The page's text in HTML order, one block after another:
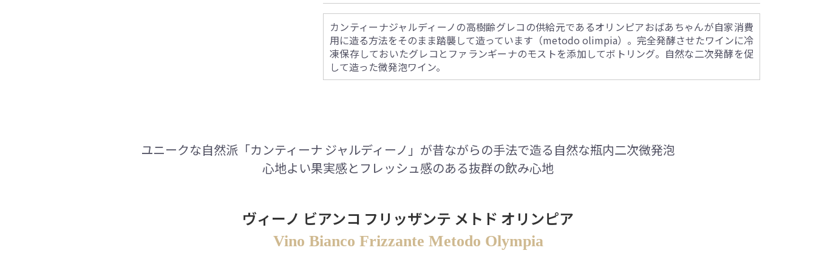
カンティーナジャルディーノの高樹齢グレコの供給元であるオリンピアおばあちゃんが自家消費
用に造る方法をそのまま踏襲して造っています（metodo olimpia）。完全発酵させたワインに冷
凍保存しておいたグレコとファランギーナのモストを添加してボトリング。自然な二次発酵を促
して造った微発泡ワイン。
ユニークな自然派「カンティーナ ジャルディーノ」が昔ながらの手法で造る自然な瓶内二次微発泡
心地よい果実感とフレッシュ感のある抜群の飲み心地
ヴィーノ ビアンコ フリッザンテ メトド オリンピア
Vino Bianco Frizzante Metodo Olympia